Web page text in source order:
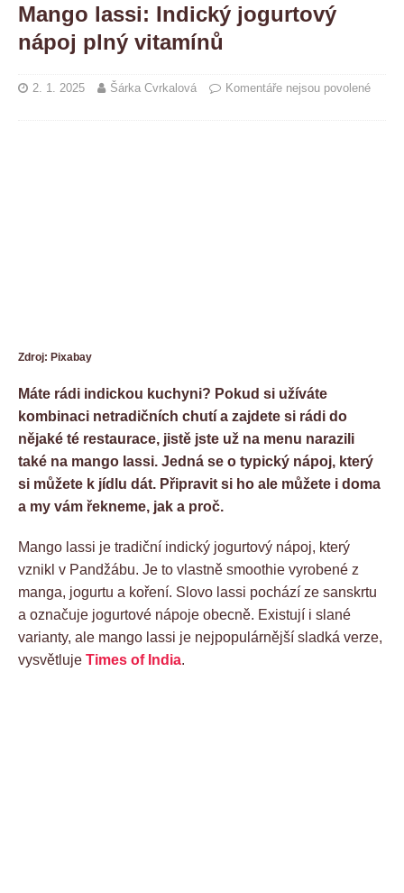
Mango lassi: Indický jogurtový
nápoj plný vitamínů
2. 1. 2025 Šárka Cvrkalová Komentáře nejsou povolené
Zdroj: Pixabay
Máte rádi indickou kuchyni? Pokud si užíváte
kombinaci netradičních chutí a zajdete si rádi do
nějaké té restaurace, jistě jste už na menu narazili
také na mango lassi. Jedná se o typický nápoj, který
si můžete k jídlu dát. Připravit si ho ale můžete i doma
a my vám řekneme, jak a proč.
Mango lassi je tradiční indický jogurtový nápoj, který
vznikl v Pandžábu. Je to vlastně smoothie vyrobené z
manga, jogurtu a koření. Slovo lassi pochází ze sanskrtu
a označuje jogurtové nápoje obecně. Existují i slané
varianty, ale mango lassi je nejpopulárnější sladká verze,
vysvětluje Times of India.